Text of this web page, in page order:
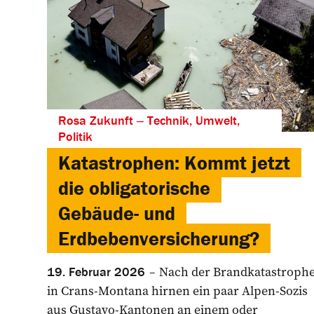
Rosa Zukunft ‒ Technik, Umwelt,
Politik
Katastrophen: Kommt jetzt
die obligatorische
Gebäude- und
Erdbebenversicherung?
19. Februar 2026
Nach der
in Crans-Montana hirnen ein paar Alpen-Sozis
aus Gustavo-Kan­tonen an einem oder